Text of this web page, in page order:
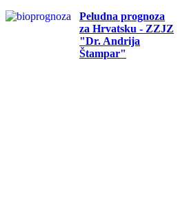
Peludna prognoza
za Hrvatsku - ZZJZ
"Dr. Andrija
Štampar"